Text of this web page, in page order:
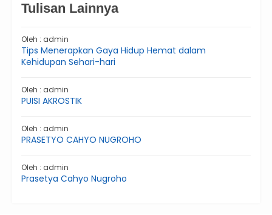
Tulisan Lainnya
Oleh : admin
Tips Menerapkan Gaya Hidup Hemat dalam
Kehidupan Sehari-hari
Oleh : admin
PUISI AKROSTIK
Oleh : admin
PRASETYO CAHYO NUGROHO
Oleh : admin
Prasetya Cahyo Nugroho